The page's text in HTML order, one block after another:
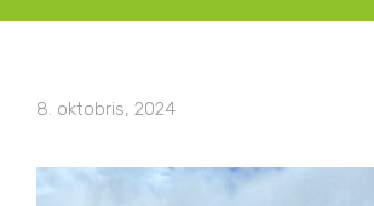
8. oktobris, 2024